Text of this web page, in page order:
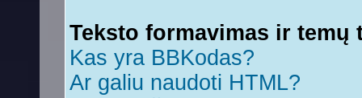
Teksto formavimas ir temų
Kas yra BBKodas?
Ar galiu naudoti HTML?